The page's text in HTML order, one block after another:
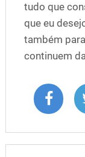
tudo que
que eu
também
continuem